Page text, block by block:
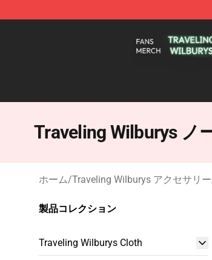
Traveling Wilburys ノ
ホーム/Traveling Wilburys アクセサリー
製品コレクション
Traveling Wilburys Cloth